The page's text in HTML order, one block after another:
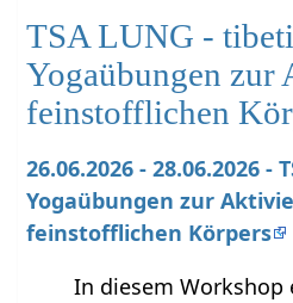
TSA LUNG -
Yogaübungen zur
feinstofflichen
26.06.2026 - 28.06.2026 -
Yogaübungen zur
feinstofflichen Körpers
In diesem Workshop